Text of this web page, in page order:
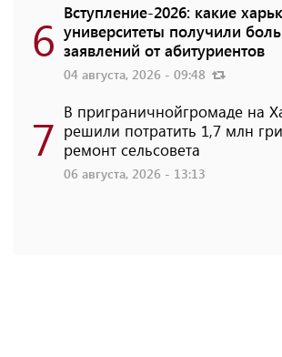
6 Вступление-2026: какие
университеты получили
заявлений от абитуриентов
04 августа, 2026 - 09:48
7 В приграничнойгромаде на
решили потратить 1,7 млн
ремонт сельсовета
06 августа, 2026 - 13:13